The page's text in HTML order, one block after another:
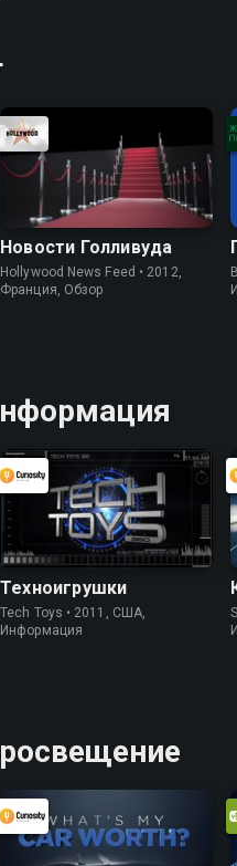
Новости Голливуда
Hollywood News Feed • 2012,
Франция, Обзор
Техноигрушки
Tech Toys • 2011, США,
Информация